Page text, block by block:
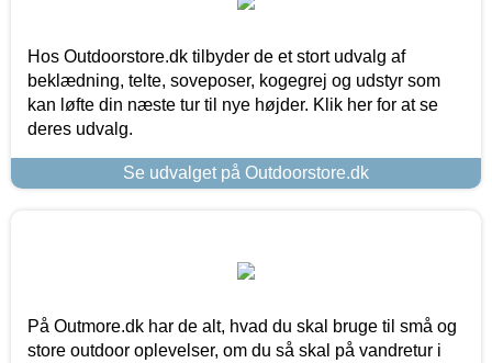
Hos Outdoorstore.dk tilbyder de et stort udvalg af
beklædning, telte, soveposer, kogegrej og udstyr som
kan løfte din næste tur til nye højder. Klik her for at se
deres udvalg.
Se udvalget på Outdoorstore.dk
På Outmore.dk har de alt, hvad du skal bruge til små og
store outdoor oplevelser, om du så skal på vandretur i